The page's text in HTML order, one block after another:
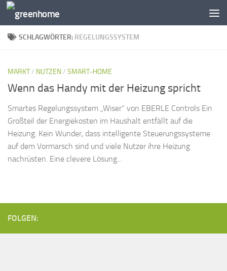
Zum Inhalt springen
SCHLAGWÖRTER: REGELUNGSSYSTEM
MARKT/ NUTZEN/ SMART-HOME
Wenn das Handy mit der Heizung spricht
Smartes Regelungssystem „Wiser“ von EBERLE Controls Ein
Großteil der Energiekosten im Haushalt entfällt auf die
Heizung. Kein Wunder, dass intelligente Steuerungssysteme
auf dem Vormarsch sind und viele Nutzer ihre Heizung
nachrüsten. Eine clevere Lösung...
FOLGEN: